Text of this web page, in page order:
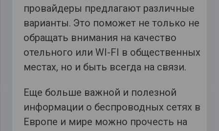
провайдеры предлагают различные
варианты. Это поможет не только не
обращать внимания на качество
отельного или WI-FI в общественных
местах, но и быть всегда на связи.
Еще больше важной и полезной
информации о беспроводных сетях в
Европе и мире можно прочесть на